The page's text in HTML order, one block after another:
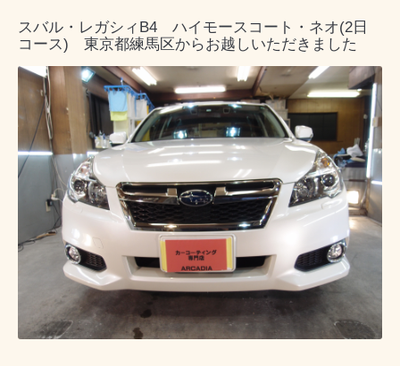
スバル・レガシィB4 ハイモースコート・ネオ(2日
コース) 東京都練馬区からお越しいただきました